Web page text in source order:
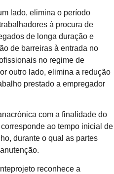
lado, elimina o período
à procura de
de longa duração e
de barreiras à entrada no
no regime de
outro lado, elimina a redução
prestado a empregador
com a finalidade do
ao tempo inicial de
durante o qual as partes
reconhece a